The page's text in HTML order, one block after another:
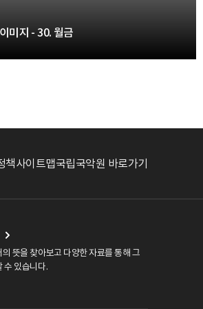
이미지 - 30. 월금
책사이트맵국립국악원 바로가기
뜻을 찾아보고 다양한 자료를 통해 그
수 있습니다.